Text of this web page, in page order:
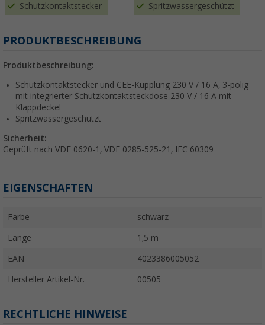
Schutzkontaktstecker Spritzwassergeschützt
PRODUKTBESCHREIBUNG
Produktbeschreibung:
Schutzkontaktstecker und CEE-Kupplung 230 V / 16 A, 3-polig
mit integrierter Schutzkontaktsteckdose 230 V / 16 A mit
Klappdeckel
Spritzwassergeschützt
Sicherheit:
Geprüft nach VDE 0620-1, VDE 0285-525-21, IEC 60309
EIGENSCHAFTEN
Farbe schwarz
Länge 1,5 m
EAN 4023386005052
Hersteller Artikel-Nr. 00505
RECHTLICHE HINWEISE